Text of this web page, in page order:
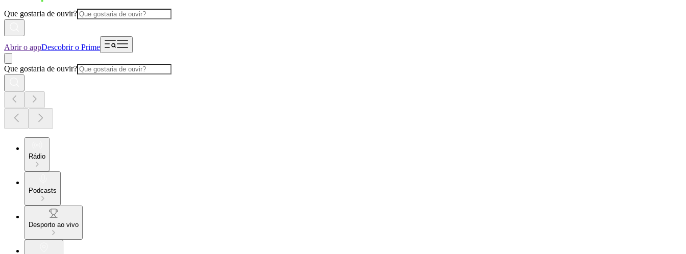
Que gostaria de ouvir?
Abrir o appDescobrir o Prime
Que gostaria de ouvir?
Rádio
Podcasts
Desporto ao vivo